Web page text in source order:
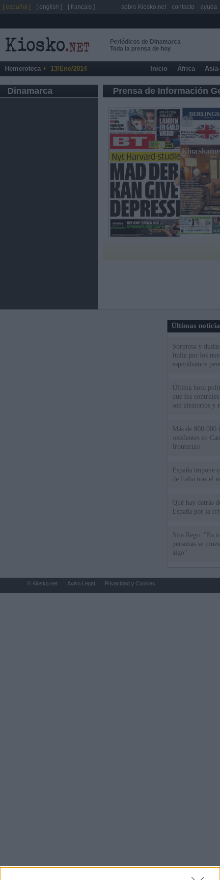
Periódicos de Dinamarca
Toda la prensa de hoy
Hemeroteca 13/Ene/2014 Inicio África
Dinamarca Prensa de Información
Últimas
Sorpresa y
Italia por los
esperábamos
Última hora
que los
son aleatorios y
Más de 800.000
residentes en
fronterizo
España impone
de Italia tras el
Qué hay detrás
España por la
Sira Rego: "Es
personas se
algo"
[ español ] [ english ] [ français ] sobre Kiosko.net contacto ayuda
© Kiosko.net Aviso Legal Privacidad y Cookies